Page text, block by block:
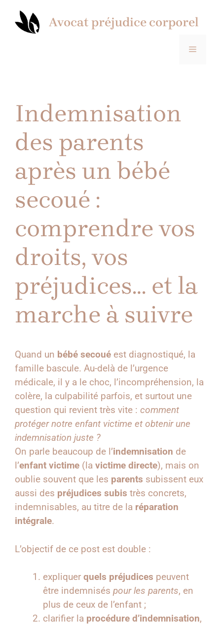
contenu
Avocat préjudice corporel
MENU
Indemnisation
des parents
après un bébé
secoué :
comprendre vos
droits, vos
préjudices… et la
marche à suivre
Quand un bébé secoué est diagnostiqué, la
famille bascule. Au-delà de l’urgence
médicale, il y a le choc, l’incompréhension, la
colère, la culpabilité parfois, et surtout une
question qui revient très vite : comment
protéger notre enfant victime et obtenir une
indemnisation juste ?
On parle beaucoup de l’indemnisation de
l’enfant victime (la victime directe), mais on
oublie souvent que les parents subissent eux
aussi des préjudices subis très concrets,
indemnisables, au titre de la réparation
intégrale.
L’objectif de ce post est double :
expliquer quels préjudices peuvent
être indemnisés pour les parents, en
plus de ceux de l’enfant ;
clarifier la procédure d’indemnisation,